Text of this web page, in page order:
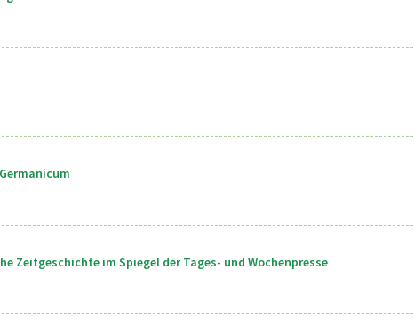
Zeitgeschichte im Spiegel der Tages- und Wochenpresse